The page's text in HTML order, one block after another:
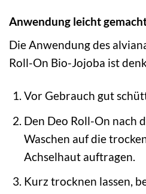
Anwendung leicht
Die Anwendung des
Roll-On Bio-Jojoba ist
Vor Gebrauch gut
Den Deo Roll-On nach
Waschen auf die
Achselhaut auftragen.
Kurz trocknen lassen,